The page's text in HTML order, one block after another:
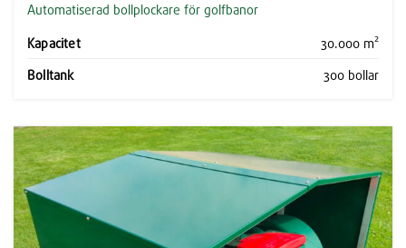
Automatiserad bollplockare för golfbanor
Kapacitet 30.000 m²
Bolltank 300 bollar